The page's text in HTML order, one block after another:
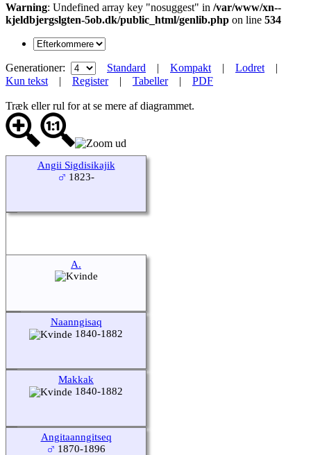
Warning: Undefined array key "nosuggest" in /var/www/xn--
kjeldbjergslgten-5ob.dk/public_html/genlib.php on line 534
Generationer: Standard | Kompakt | Lodret |
Kun tekst | Register| Tabeller| PDF
Træk eller rul for at se mere af diagrammet.
Angii Sigdisikajik
1823-
A.
Naanngisaq
1840-1882
Makkak
1840-1882
Angitaanngitseq
1870-1896